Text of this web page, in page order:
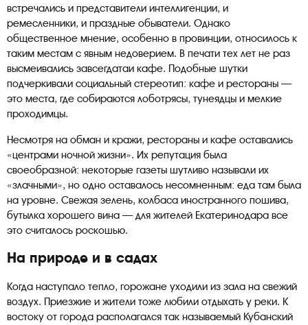
встречались и представители интеллигенции, и
ремесленники, и праздные обыватели. Однако
общественное мнение, особенно в провинции, относилось к
таким местам с явным недоверием. В печати тех лет не раз
высмеивались завсегдатаи кафе. Подобные шутки
подчеркивали социальный стереотип: кафе и рестораны —
это места, где собираются лоботрясы, тунеядцы и мелкие
проходимцы.
Несмотря на обман и кражи, рестораны и кафе оставались
«центрами ночной жизни». Их репутация была
своеобразной: некоторые газеты шутливо называли их
«злачными», но одно оставалось несомненным: еда там была
на уровне. Свежая зелень, колбаса иностранного пошива,
бутылка хорошего вина — для жителей Екатеринодара все
это считалось роскошью.
На природе и в садах
Когда наступало тепло, горожане уходили из зала на свежий
воздух. Приезжие и жители тоже любили отдыхать у реки. К
востоку от города располагался так называемый Кубанский